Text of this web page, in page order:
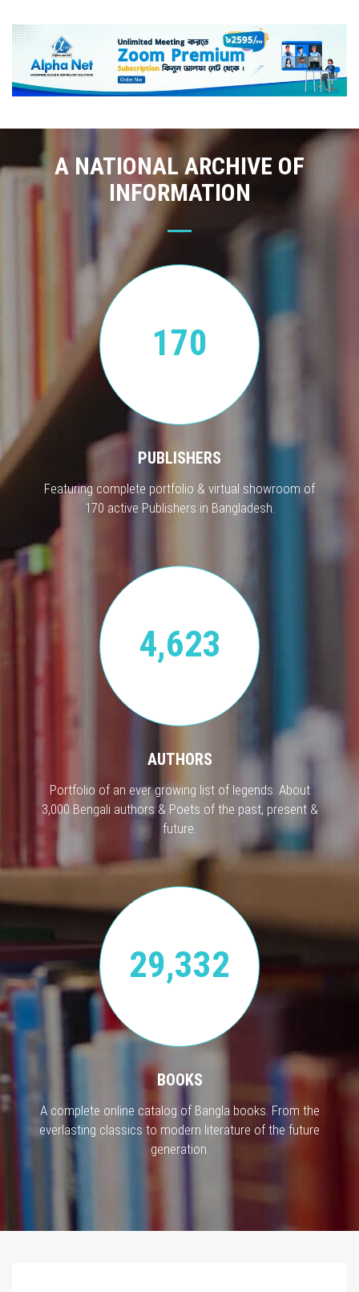
A NATIONAL ARCHIVE OF
INFORMATION
170
PUBLISHERS
Featuring complete portfolio & virtual showroom of
170 active Publishers in Bangladesh.
4,623
AUTHORS
Portfolio of an ever growing list of legends. About
3,000 Bengali authors & Poets of the past, present &
future.
29,332
BOOKS
A complete online catalog of Bangla books. From the
everlasting classics to modern literature of the future
generation.